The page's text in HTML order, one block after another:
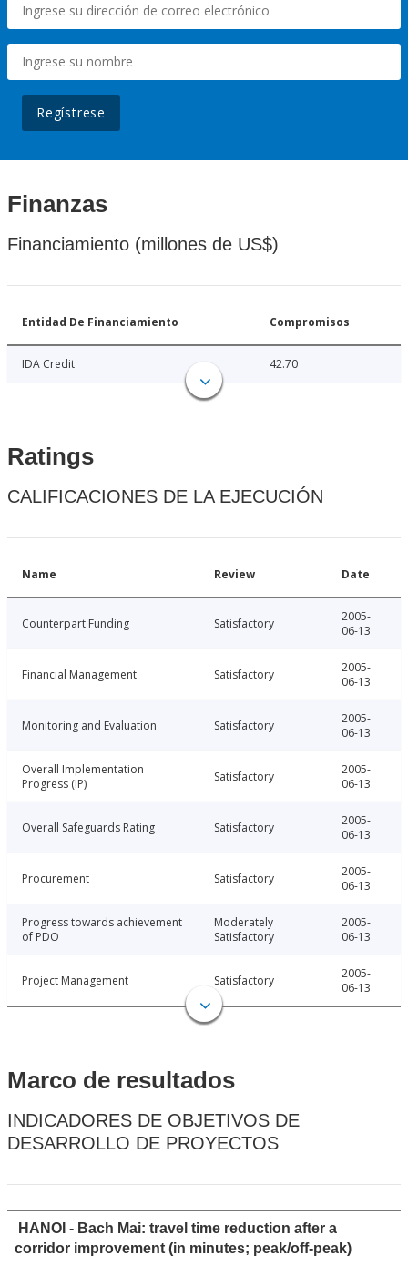
Regístrese
Finanzas
Financiamiento (millones de US$)
Entidad De Financiamiento Compromisos
IDA Credit 42.70
Ratings
CALIFICACIONES DE LA EJECUCIÓN
Name Review Date
Counterpart Funding Satisfactory
2005-
06-13
Financial Management Satisfactory
2005-
06-13
Monitoring and Evaluation Satisfactory
2005-
06-13
Overall Implementation
Progress (IP)
Satisfactory
2005-
06-13
Overall Safeguards Rating Satisfactory
2005-
06-13
Procurement Satisfactory
2005-
06-13
Progress towards achievement
of PDO
Moderately
Satisfactory
2005-
06-13
Project Management Satisfactory
2005-
06-13
Marco de resultados
INDICADORES DE OBJETIVOS DE
DESARROLLO DE PROYECTOS
HANOI - Bach Mai: travel time reduction after a
corridor improvement (in minutes; peak/off-peak)